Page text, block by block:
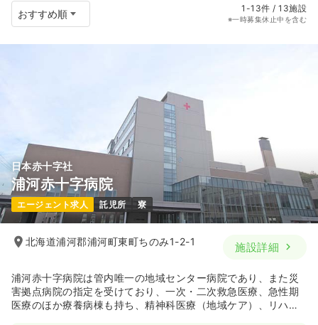
1-13件 / 13施設
※一時募集休止中を含む
日本赤十字社
浦河赤十字病院
エージェント求人 託児所 寮
北海道浦河郡浦河町東町ちのみ1-2-1 施設詳細
浦河赤十字病院は管内唯一の地域センター病院であり、また災
害拠点病院の指定を受けており、一次・二次救急医療、急性期
医療のほか療養病棟も持ち、精神科医療（地域ケア）、リハビ